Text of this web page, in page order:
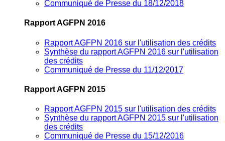
Communiqué de Presse du 18/12/2018
Rapport AGFPN 2016
Rapport AGFPN 2016 sur l'utilisation des crédits
Synthèse du rapport AGFPN 2016 sur l'utilisation
des crédits
Communiqué de Presse du 11/12/2017
Rapport AGFPN 2015
Rapport AGFPN 2015 sur l'utilisation des crédits
Synthèse du rapport AGFPN 2015 sur l'utilisation
des crédits
Communiqué de Presse du 15/12/2016